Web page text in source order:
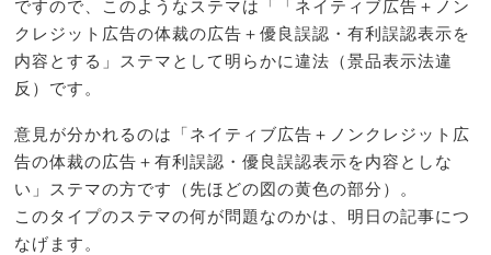
ですので、このようなステマは「「ネイティブ広告＋ノン
クレジット広告の体裁の広告＋優良誤認・有利誤認表示を
内容とする」ステマとして明らかに違法（景品表示法違
反）です。
意見が分かれるのは「ネイティブ広告＋ノンクレジット広
告の体裁の広告＋有利誤認・優良誤認表示を内容としな
い」ステマの方です（先ほどの図の黄色の部分）。
このタイプのステマの何が問題なのかは、明日の記事につ
なげます。